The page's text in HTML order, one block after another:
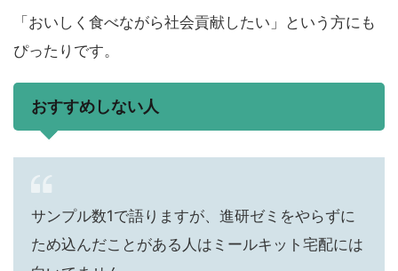
「おいしく食べながら社会貢献したい」という方にも
ぴったりです。
おすすめしない人
サンプル数1で語りますが、進研ゼミをやらずに
ため込んだことがある人はミールキット宅配には